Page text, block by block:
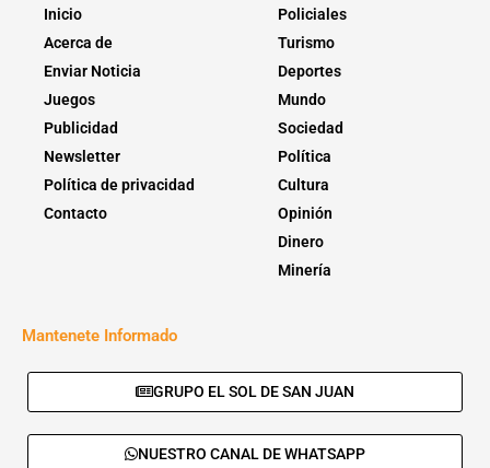
Inicio
Acerca de
Enviar Noticia
Juegos
Publicidad
Newsletter
Política de privacidad
Contacto
Policiales
Turismo
Deportes
Mundo
Sociedad
Política
Cultura
Opinión
Dinero
Minería
Mantenete Informado
GRUPO EL SOL DE SAN JUAN
NUESTRO CANAL DE WHATSAPP